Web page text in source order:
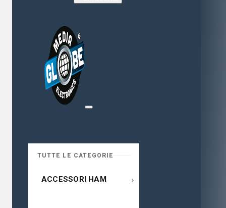
TUTTE LE CATEGORIE
ACCESSORI HAM ›